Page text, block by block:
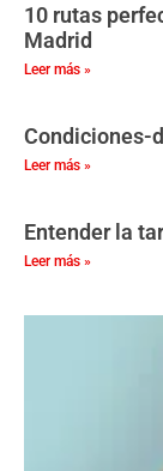
10 rutas
Madrid
Leer más »
Condiciones-
Leer más »
Entender la
Leer más »